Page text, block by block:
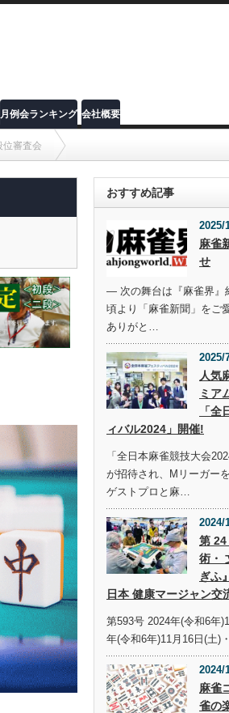
月例会ランキング 会社概要
位審査会
おすすめ記事
2025/
麻雀
せ
― 次の舞台は『麻雀界』
頃より「麻雀新聞」をご
ありがと…
2025/
人気
ミア
「
ィバル2024」開催!
「全日本麻雀競技大会
が招待され、Mリーガー
ゲストプロと麻…
2024/
第 24
術・
ぎふ
日本 健康マージャン交
第593号 2024年(令和6
年(令和6年)11月16日(土)
2024/
麻雀
雀の